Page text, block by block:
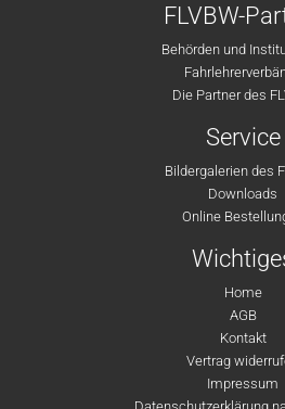
FLVBW-
Behörden und
Die Partner des
Service
Bildergalerien des
Downloads
Online
Home
AGB
Kontakt
Vertrag
Impressum